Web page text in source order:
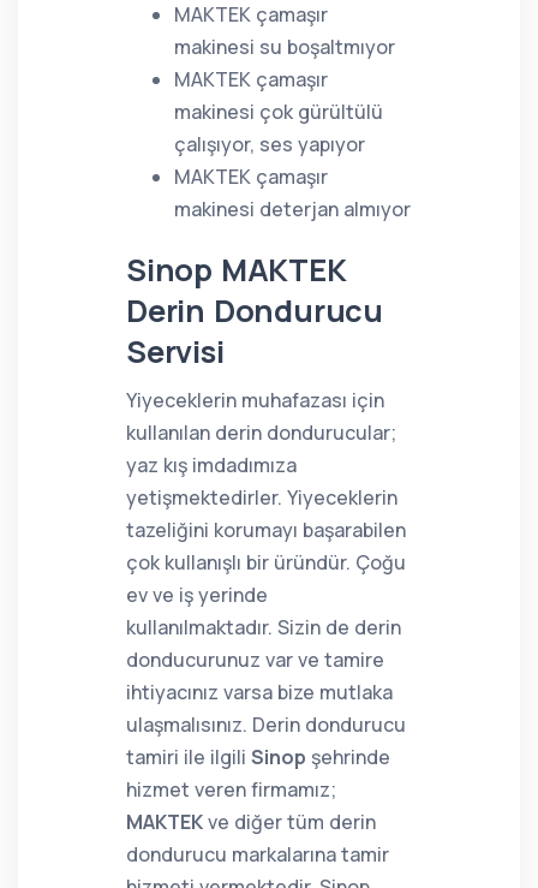
MAKTEK çamaşır
makinesi su boşaltmıyor
MAKTEK çamaşır
makinesi çok gürültülü
çalışıyor, ses yapıyor
MAKTEK çamaşır
makinesi deterjan almıyor
Sinop MAKTEK
Derin Dondurucu
Servisi
Yiyeceklerin muhafazası için
kullanılan derin dondurucular;
yaz kış imdadımıza
yetişmektedirler. Yiyeceklerin
tazeliğini korumayı başarabilen
çok kullanışlı bir üründür. Çoğu
ev ve iş yerinde
kullanılmaktadır. Sizin de derin
donducurunuz var ve tamire
ihtiyacınız varsa bize mutlaka
ulaşmalısınız. Derin dondurucu
tamiri ile ilgili Sinop şehrinde
hizmet veren firmamız;
MAKTEKve diğer tüm derin
dondurucu markalarına tamir